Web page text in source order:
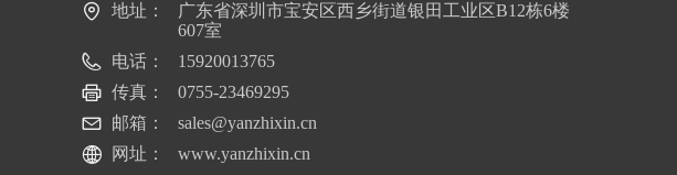
地址：
广东省深圳市宝安区西乡街道银田工业区B12栋6楼
607室
电话：
15920013765
传真：
0755-23469295
邮箱：
sales@yanzhixin.cn
网址：
www.yanzhixin.cn